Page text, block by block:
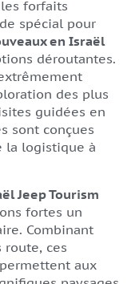
les forfaits
spécial pour
en Israël
déroutantes.
des plus
guidées en
sont conçues
la logistique à
Jeep Tourism
fortes un
Combinant
ces
permettent aux